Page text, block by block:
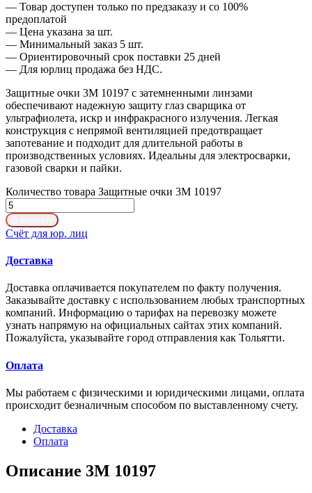
— Товар доступен только по предзаказу и со 100%
предоплатой
— Цена указана за шт.
— Минимальный заказ 5 шт.
— Ориентировочный срок поставки 25 дней
— Для юрлиц продажа без НДС.
Защитные очки 3M 10197 с затемненными линзами
обеспечивают надежную защиту глаз сварщика от
ультрафиолета, искр и инфракрасного излучения. Легкая
конструкция с непрямой вентиляцией предотвращает
запотевание и подходит для длительной работы в
производственных условиях. Идеальны для электросварки,
газовой сварки и пайки.
Количество товара Защитные очки 3M 10197
Счёт для юр. лиц
Доставка
Доставка оплачивается покупателем по факту получения.
Заказывайте доставку с использованием любых транспортных
компаний. Информацию о тарифах на перевозку можете
узнать напрямую на официальных сайтах этих компаний.
Пожалуйста, указывайте город отправления как Тольятти.
Оплата
Мы работаем с физическими и юридическими лицами, оплата
происходит безналичным способом по выставленному счету.
Доставка
Оплата
Описание 3M 10197